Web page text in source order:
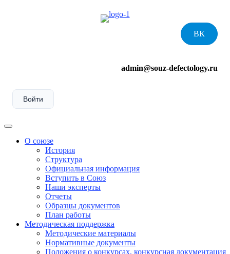
ВК
admin@souz-defectology.ru
Войти
Menu
О союзе
История
Структура
Официальная информация
Вступить в Союз
Наши эксперты
Отчеты
Образцы документов
План работы
Методическая поддержка
Методические материалы
Нормативные документы
Положения о конкурсах, конкурсная документация